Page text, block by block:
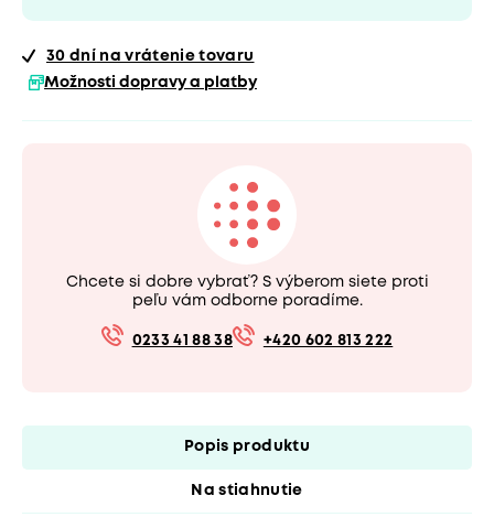
30 dní na vrátenie tovaru
Možnosti dopravy a platby
Chcete si dobre vybrať? S výberom siete proti
peľu vám odborne poradíme.
0233 41 88 38 +420 602 813 222
Popis produktu
Na stiahnutie